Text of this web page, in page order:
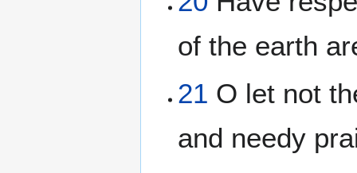
of the earth
21 O let not
and needy